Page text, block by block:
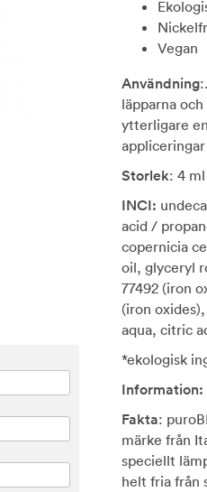
Vegan
Användning
läpparna
ytterligare
Storlek: 4 ml
INCI:
acid /
copernicia
oil, glyceryl
77492 (iron
(iron
aqua, citric
*ekologisk
Information:
Fakta:
märke från
speciellt
helt fria från